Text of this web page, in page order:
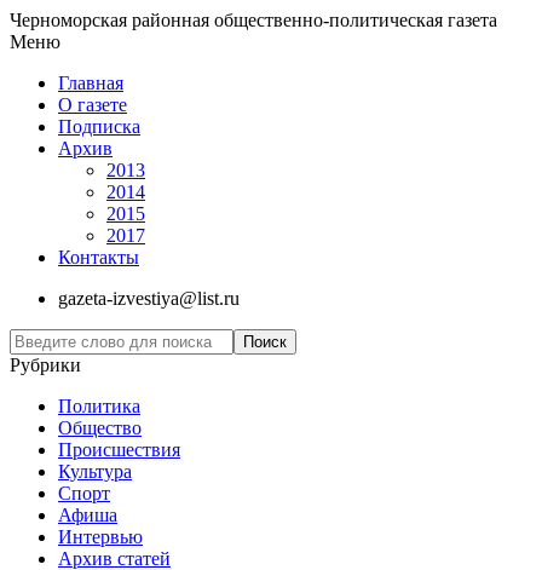
Черноморская районная общественно-политическая газета
Меню
Главная
О газете
Подписка
Архив
2013
2014
2015
2017
Контакты
gazeta-izvestiya@list.ru
Рубрики
Политика
Общество
Проиcшествия
Культура
Спорт
Афиша
Интервью
Архив статей